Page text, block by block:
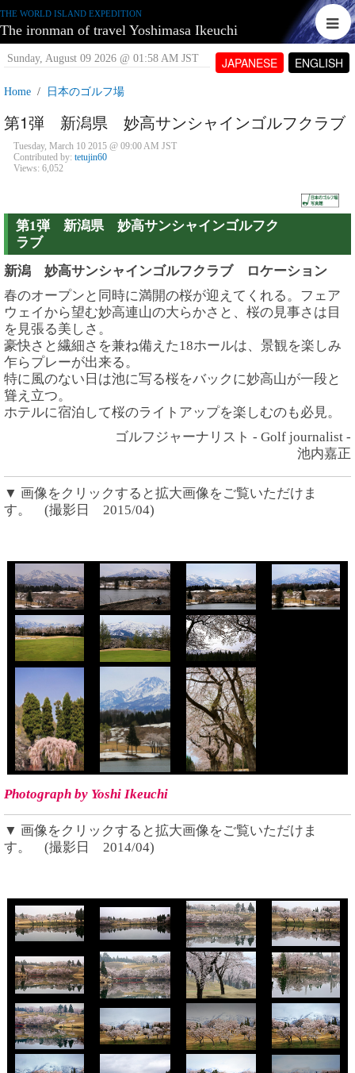
THE WORLD ISLAND EXPEDITION
The ironman of travel Yoshimasa Ikeuchi
JAPANESE ENGLISH
Sunday, August 09 2026 @ 01:58 AM JST
Home 日本のゴルフ場
第1弾 新潟県 妙高サンシャインゴルフクラブ
Tuesday, March 10 2015 @ 09:00 AM JST
Contributed by: tetujin60
Views: 6,052
第1弾 新潟県 妙高サンシャインゴルフク
ラブ
新潟 妙高サンシャインゴルフクラブ ロケーション
春のオープンと同時に満開の桜が迎えてくれる。フェア
ウェイから望む妙高連山の大らかさと、桜の見事さは目
を見張る美しさ。
豪快さと繊細さを兼ね備えた18ホールは、景観を楽しみ
乍らプレーが出来る。
特に風のない日は池に写る桜をバックに妙高山が一段と
聳え立つ。
ホテルに宿泊して桜のライトアップを楽しむのも必見。
ゴルフジャーナリスト - Golf journalist -
池内嘉正
▼ 画像をクリックすると拡大画像をご覧いただけま
す。 (撮影日 2015/04)
Photograph by Yoshi Ikeuchi
▼ 画像をクリックすると拡大画像をご覧いただけま
す。 (撮影日 2014/04)